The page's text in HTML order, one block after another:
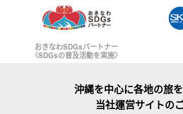
おきなわSDGsパートナー
〈SDGsの普及活動を実施〉
沖縄を中心に各地の旅
当社運営サイトの